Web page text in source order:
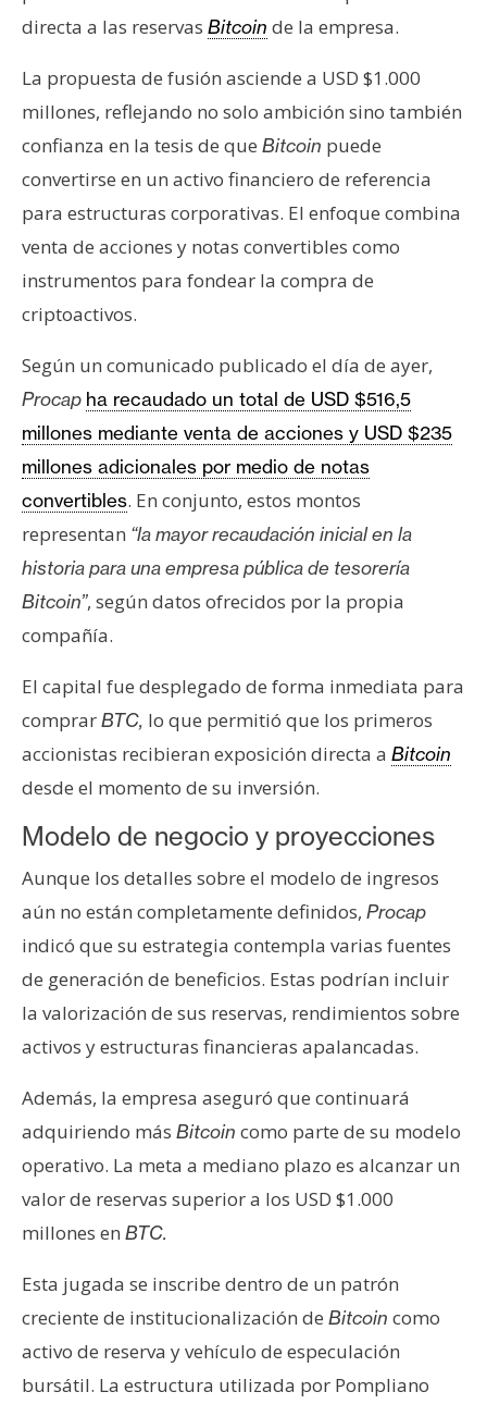
e
a
s
R
e
c
r
s
s
C
o
n
t
a
c
t
o
P
u
b
l
c
d
a
d
directa a las reservas Bitcoin de la empresa.
La propuesta de fusión asciende a USD $1.000
millones, reflejando no solo ambición sino también
confianza en la tesis de que Bitcoin puede
convertirse en un activo financiero de referencia
para estructuras corporativas. El enfoque combina
venta de acciones y notas convertibles como
instrumentos para fondear la compra de
criptoactivos.
Según un comunicado publicado el día de ayer,
Procap ha recaudado un total de USD $516,5
millones mediante venta de acciones y USD $235
millones adicionales por medio de notas
convertibles. En conjunto, estos montos
representan “la mayor recaudación inicial en la
historia para una empresa pública de tesorería
Bitcoin”, según datos ofrecidos por la propia
compañía.
El capital fue desplegado de forma inmediata para
comprarBTC, lo que permitió que los primeros
accionistas recibieran exposición directa a Bitcoin
desde el momento de su inversión.
Modelo de negocio y proyecciones
Aunque los detalles sobre el modelo de ingresos
aún no están completamente definidos, Procap
indicó que su estrategia contempla varias fuentes
de generación de beneficios. Estas podrían incluir
la valorización de sus reservas, rendimientos sobre
activos y estructuras financieras apalancadas.
Además, la empresa aseguró que continuará
adquiriendo más Bitcoin como parte de su modelo
operativo. La meta a mediano plazo es alcanzar un
valor de reservas superior a los USD $1.000
millones en BTC.
Esta jugada se inscribe dentro de un patrón
creciente de institucionalización de Bitcoin como
activo de reserva y vehículo de especulación
bursátil. La estructura utilizada por Pompliano